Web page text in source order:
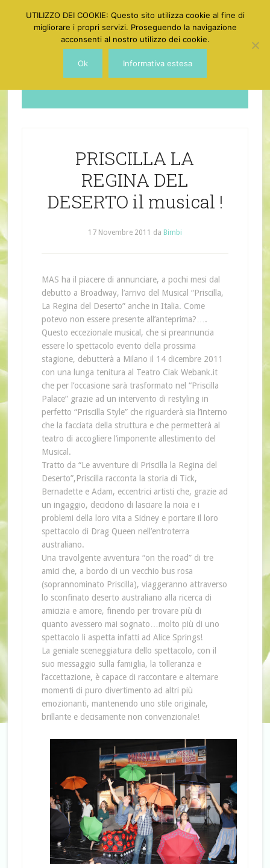
Dotgirl
PRISCILLA LA
REGINA DEL
DESERTO il musical !
17 Novembre 2011 da Bimbi
MAS ha il piacere di annunciare, a pochi mesi dal
debutto a Broadway, l’arrivo del Musical “Priscilla,
La Regina del Deserto” anche in Italia. Come
potevo non essere presente all’anteprima?….
Questo eccezionale musical, che si preannuncia
essere lo spettacolo evento della prossima
stagione, debutterà a Milano il 14 dicembre 2011
con una lunga tenitura al Teatro Ciak Webank.it
che per l’occasione sarà trasformato nel “Priscilla
Palace” grazie ad un intervento di restyling in
perfetto “Priscilla Style” che riguarderà sia l’interno
che la facciata della struttura e che permetterà al
teatro di accogliere l’imponente allestimento del
Musical.
Tratto da “Le avventure di Priscilla la Regina del
Deserto”,Priscilla racconta la storia di Tick,
Bernadette e Adam, eccentrici artisti che, grazie ad
un ingaggio, decidono di lasciare la noia e i
problemi della loro vita a Sidney e portare il loro
spettacolo di Drag Queen nell’entroterra
australiano.
Una travolgente avventura “on the road” di tre
amici che, a bordo di un vecchio bus rosa
(soprannominato Priscilla), viaggeranno attraverso
lo sconfinato deserto australiano alla ricerca di
amicizia e amore, finendo per trovare più di
quanto avessero mai sognato…molto più di uno
spettacolo li aspetta infatti ad Alice Springs!
La geniale sceneggiatura dello spettacolo, con il
suo messaggio sulla famiglia, la tolleranza e
l’accettazione, è capace di raccontare e alternare
momenti di puro divertimento ad altri più
emozionanti, mantenendo uno stile originale,
brillante e decisamente non convenzionale!
UTILIZZO DEI COOKIE: Questo sito utilizza cookie al fine di
migliorare i propri servizi. Proseguendo la navigazione
acconsenti al nostro utilizzo dei cookie.
Ok Informativa estesa